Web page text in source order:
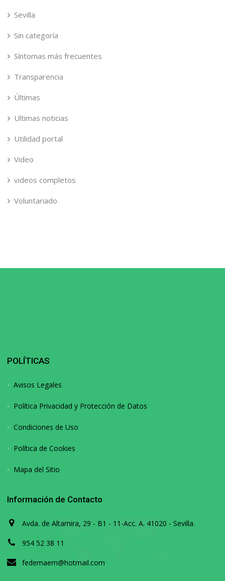
Sevilla
Sin categoría
Síntomas más frecuentes
Transparencia
Últimas
Ultimas noticias
Utilidad portal
Video
videos completos
Voluntariado
POLÍTICAS
Avisos Legales
Política Privacidad y Protección de Datos
Condiciones de Uso
Política de Cookies
Mapa del Sitio
Información de Contacto
Avda. de Altamira, 29 - B1 - 11-Acc. A. 41020 - Sevilla.
954 52 38 11
fedemaem@hotmail.com